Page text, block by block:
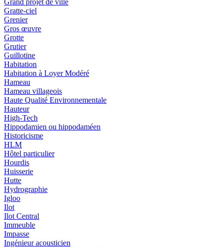
Grand projet de ville
Gratte-ciel
Grenier
Gros œuvre
Grotte
Grutier
Guillotine
Habitation
Habitation à Loyer Modéré
Hameau
Hameau villageois
Haute Qualité Environnementale
Hauteur
High-Tech
Hippodamien ou hippodaméen
Historicisme
HLM
Hôtel particulier
Hourdis
Huisserie
Hutte
Hydrographie
Igloo
Ilot
Ilot Central
Immeuble
Impasse
Ingénieur acousticien